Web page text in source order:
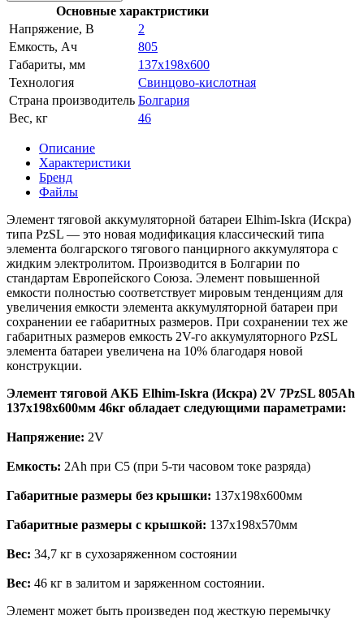
Основные характристики
Напряжение, В
2
Емкость, Ач
805
Габариты, мм
137x198x600
Технология
Свинцово-кислотная
Страна производитель Болгария
Вес, кг
46
Описание
Характеристики
Бренд
Файлы
Элемент тяговой аккумуляторной батареи Elhim-Iskra (Искра)
типа PzSL — это новая модификация классический типа
элемента болгарского тягового панцирного аккумулятора с
жидким электролитом. Производится в Болгарии по
стандартам Европейского Союза. Элемент повышенной
емкости полностью соответствует мировым тенденциям для
увеличения емкости элемента аккумуляторной батареи при
сохранении ее габаритных размеров. При сохранении тех же
габаритных размеров емкость 2V-го аккумуляторного PzSL
элемента батареи увеличена на 10% благодаря новой
конструкции.
Элемент тяговой АКБ Elhim-Iskra (Искра) 2V 7PzSL 805Ah
137x198x600мм 46кг обладает следующими параметрами:
Напряжение: 2V
Емкость: 2Ah при С5 (при 5-ти часовом токе разряда)
Габаритные размеры без крышки: 137x198x600мм
Габаритные размеры с крышкой: 137x198x570мм
Вес: 34,7 кг в сухозаряженном состоянии
Вес: 46 кг в залитом и заряженном состоянии.
Элемент может быть произведен под жесткую перемычку